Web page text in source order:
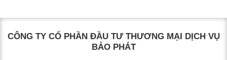
CÔNG TY CỔ PHẦN ĐẦU TƯ THƯƠNG MẠI DỊCH VỤ
BẢO PHÁT